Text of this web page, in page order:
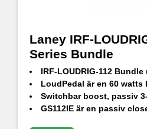
Laney IRF-
Series Bundle
IRF-LOUDRIG-112 Bundle med IRF-
LoudPedal är en 60 watts
Switchbar boost, passiv 3-bands EQ, inbyggd FX-loop
GS112IE är en passiv closedback